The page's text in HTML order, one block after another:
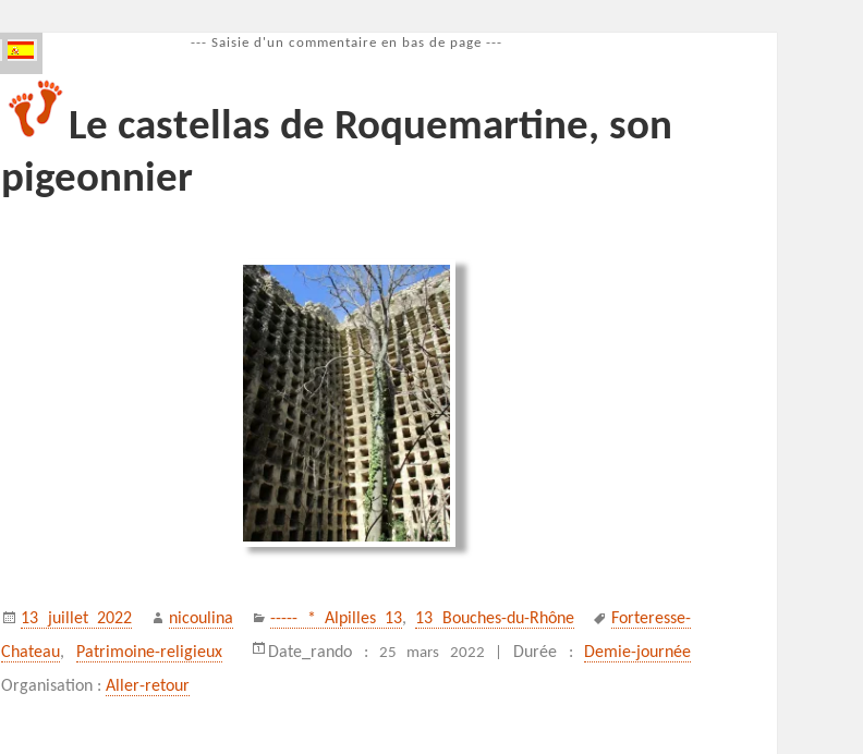
--- Saisie d'un commentaire en bas de page ---
Le castellas de Roquemartine, son
pigeonnier
Publié
le
13 juillet 2022 Auteur
nicoulina Catégories
----- * Alpilles 13, 13 Bouches-du-Rhône
Mots-
clés
Forteresse-
Chateau, Patrimoine-religieux Date_rando : 25 mars 2022 | Durée :
Demie-journée
Organisation :Aller-retour